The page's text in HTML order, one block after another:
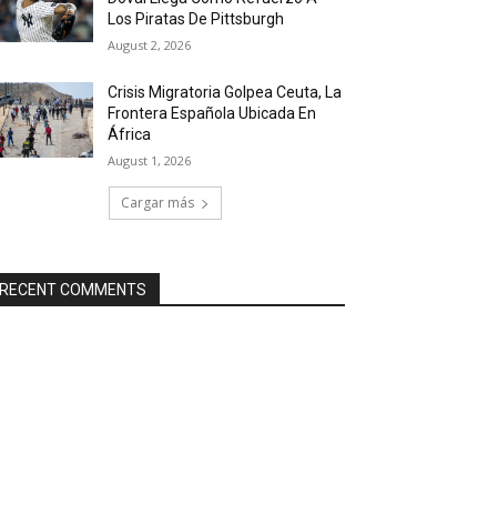
Los Piratas De Pittsburgh
August 2, 2026
Crisis Migratoria Golpea Ceuta, La
Frontera Española Ubicada En
África
August 1, 2026
Cargar más
RECENT COMMENTS